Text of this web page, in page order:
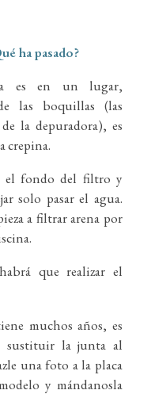
ha pasado?
es en un lugar,
las boquillas (las
la depuradora), es
crepina.
el fondo del filtro y
solo pasar el agua.
a filtrar arena por
que realizar el
muchos años, es
sustituir la junta al
una foto a la placa
y mándanosla